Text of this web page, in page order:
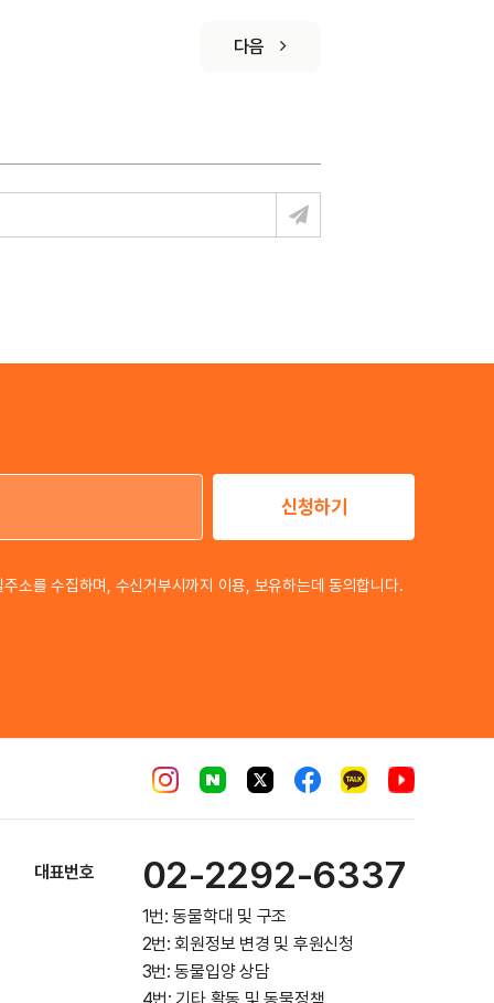
다음
신청하기
소를 수집하며, 수신거부시까지 이용, 보유하는데 동의합니다.
대표번호 02-2292-6337
1번: 동물학대 및 구조
2번: 회원정보 변경 및 후원신청
3번: 동물입양 상담